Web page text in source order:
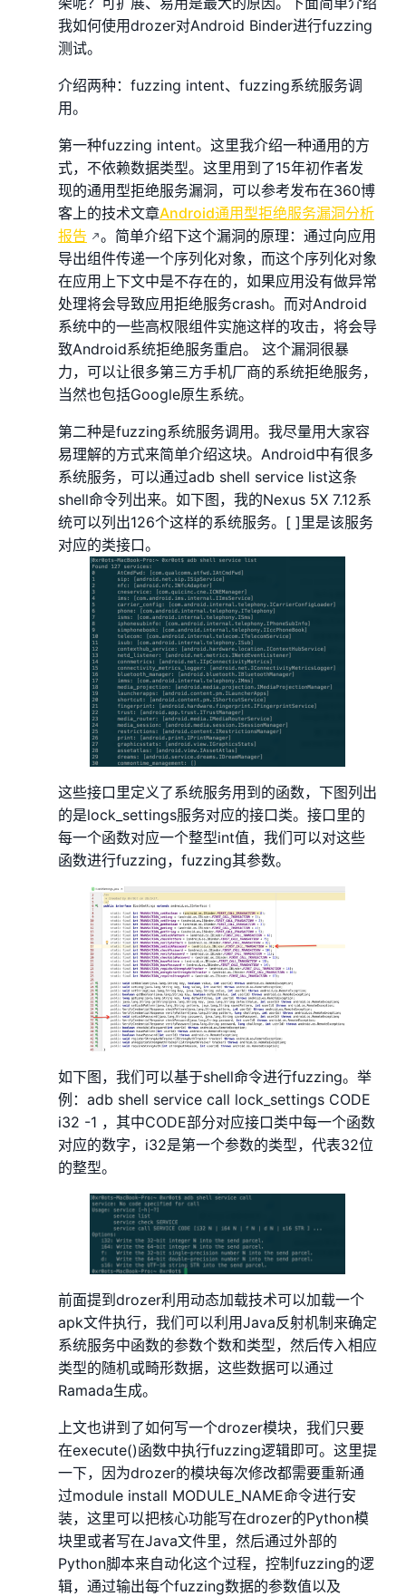
我如何使用drozer对Android Binder进行fuzzing
测试。
介绍两种：fuzzing intent、fuzzing系统服务调
用。
第一种fuzzing intent。这里我介绍一种通用的方
式，不依赖数据类型。这里用到了15年初作者发
现的通用型拒绝服务漏洞，可以参考发布在360博
客上的技术文章Android通用型拒绝服务漏洞分析
报告
。简单介绍下这个漏洞的原理：通过向应用
导出组件传递一个序列化对象，而这个序列化对象
在应用上下文中是不存在的，如果应用没有做异常
处理将会导致应用拒绝服务crash。而对Android
系统中的一些高权限组件实施这样的攻击，将会导
致Android系统拒绝服务重启。 这个漏洞很暴
力，可以让很多第三方手机厂商的系统拒绝服务，
当然也包括Google原生系统。
第二种是fuzzing系统服务调用。我尽量用大家容
易理解的方式来简单介绍这块。Android中有很多
系统服务，可以通过adb shell service list这条
shell命令列出来。如下图，我的Nexus 5X 7.12系
统可以列出126个这样的系统服务。[ ]里是该服务
对应的类接口。
这些接口里定义了系统服务用到的函数，下图列出
的是lock_settings服务对应的接口类。接口里的
每一个函数对应一个整型int值，我们可以对这些
函数进行fuzzing，fuzzing其参数。
如下图，我们可以基于shell命令进行fuzzing。举
例：adb shell service call lock_settings CODE
i32 -1 ，其中CODE部分对应接口类中每一个函数
对应的数字，i32是第一个参数的类型，代表32位
的整型。
前面提到drozer利用动态加载技术可以加载一个
apk文件执行，我们可以利用Java反射机制来确定
系统服务中函数的参数个数和类型，然后传入相应
类型的随机或畸形数据，这些数据可以通过
Ramada生成。
上文也讲到了如何写一个drozer模块，我们只要
在execute()函数中执行fuzzing逻辑即可。这里提
一下，因为drozer的模块每次修改都需要重新通
过module install MODULE_NAME命令进行安
装，这里可以把核心功能写在drozer的Python模
块里或者写在Java文件里，然后通过外部的
Python脚本来自动化这个过程，控制fuzzing的逻
辑，通过输出每个fuzzing数据的参数值以及